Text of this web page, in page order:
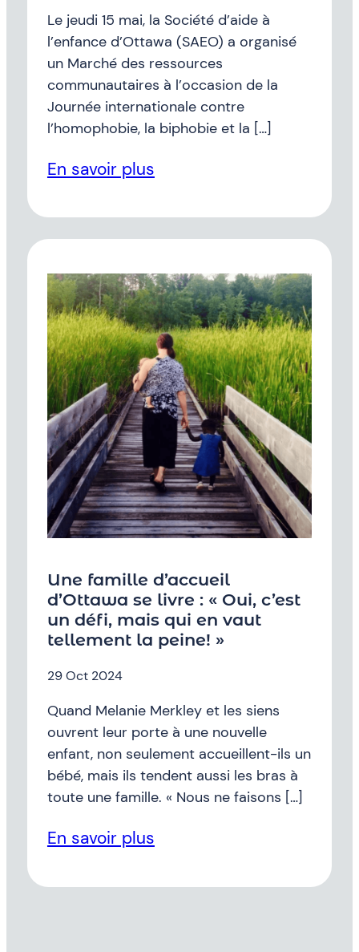
Le jeudi 15 mai, la Société d’aide à
l’enfance d’Ottawa (SAEO) a organisé
un Marché des ressources
communautaires à l’occasion de la
Journée internationale contre
l’homophobie, la biphobie et la […]
En savoir plus
Une famille d’accueil
d’Ottawa se livre : « Oui, c’est
un défi, mais qui en vaut
tellement la peine! »
29 Oct 2024
Quand Melanie Merkley et les siens
ouvrent leur porte à une nouvelle
enfant, non seulement accueillent-ils un
bébé, mais ils tendent aussi les bras à
toute une famille. « Nous ne faisons […]
En savoir plus